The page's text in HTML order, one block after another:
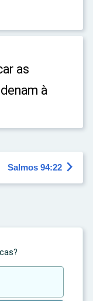
as
à
Salmos 94:22 